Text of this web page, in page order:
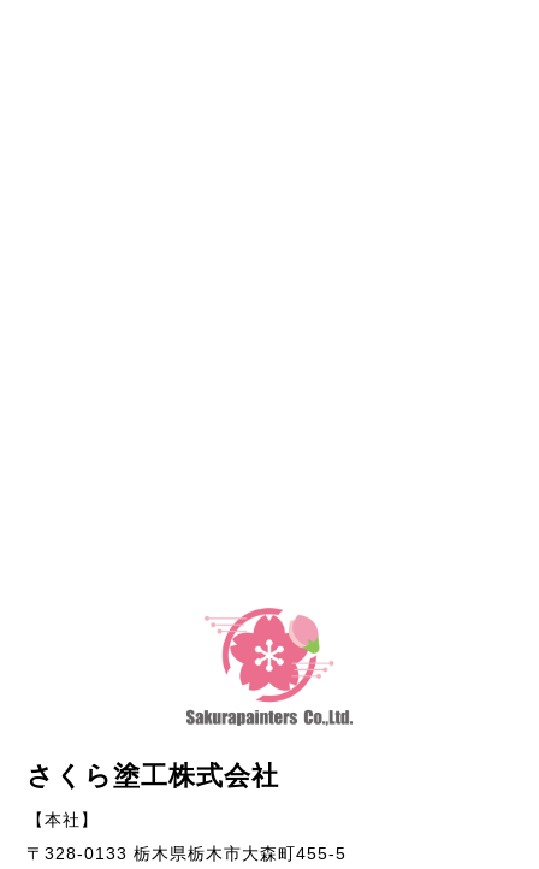
さくら塗工株式会社
【本社】
〒328-0133 栃木県栃木市大森町455-5